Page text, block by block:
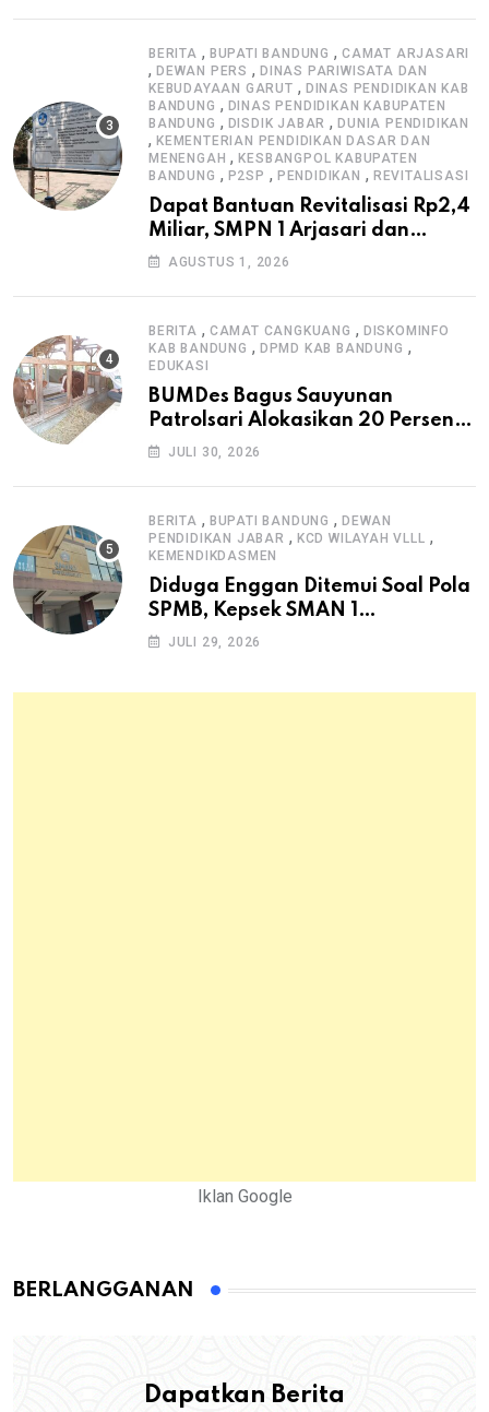
BERITA , BUPATI BANDUNG ,CAMAT ARJASARI
, DEWAN PERS , DINAS PARIWISATA DAN
KEBUDAYAAN GARUT , DINAS PENDIDIKAN KAB
BANDUNG , DINAS PENDIDIKAN KABUPATEN
BANDUNG , DISDIK JABAR ,DUNIA PENDIDIKAN
, KEMENTERIAN PENDIDIKAN DASAR DAN
MENENGAH ,KESBANGPOL KABUPATEN
BANDUNG , P2SP , PENDIDIKAN , REVITALISASI
Dapat Bantuan Revitalisasi Rp2,4
Miliar, SMPN 1 Arjasari dan
Masyarakat Sambut Antusias
AGUSTUS 1, 2026
BERITA , CAMAT CANGKUANG , DISKOMINFO
KAB BANDUNG , DPMD KAB BANDUNG ,
EDUKASI
BUMDes Bagus Sauyunan
Patrolsari Alokasikan 20 Persen
Dana Desa untuk Ketahanan
JULI 30, 2026
BERITA , BUPATI BANDUNG ,DEWAN
PENDIDIKAN JABAR , KCD WILAYAH VLLL ,
KEMENDIKDASMEN
Diduga Enggan Ditemui Soal Pola
SPMB, Kepsek SMAN 1
Dayeuhkolot Dikeluhkan Orang
JULI 29, 2026
Iklan Google
BERLANGGANAN
Dapatkan Berita